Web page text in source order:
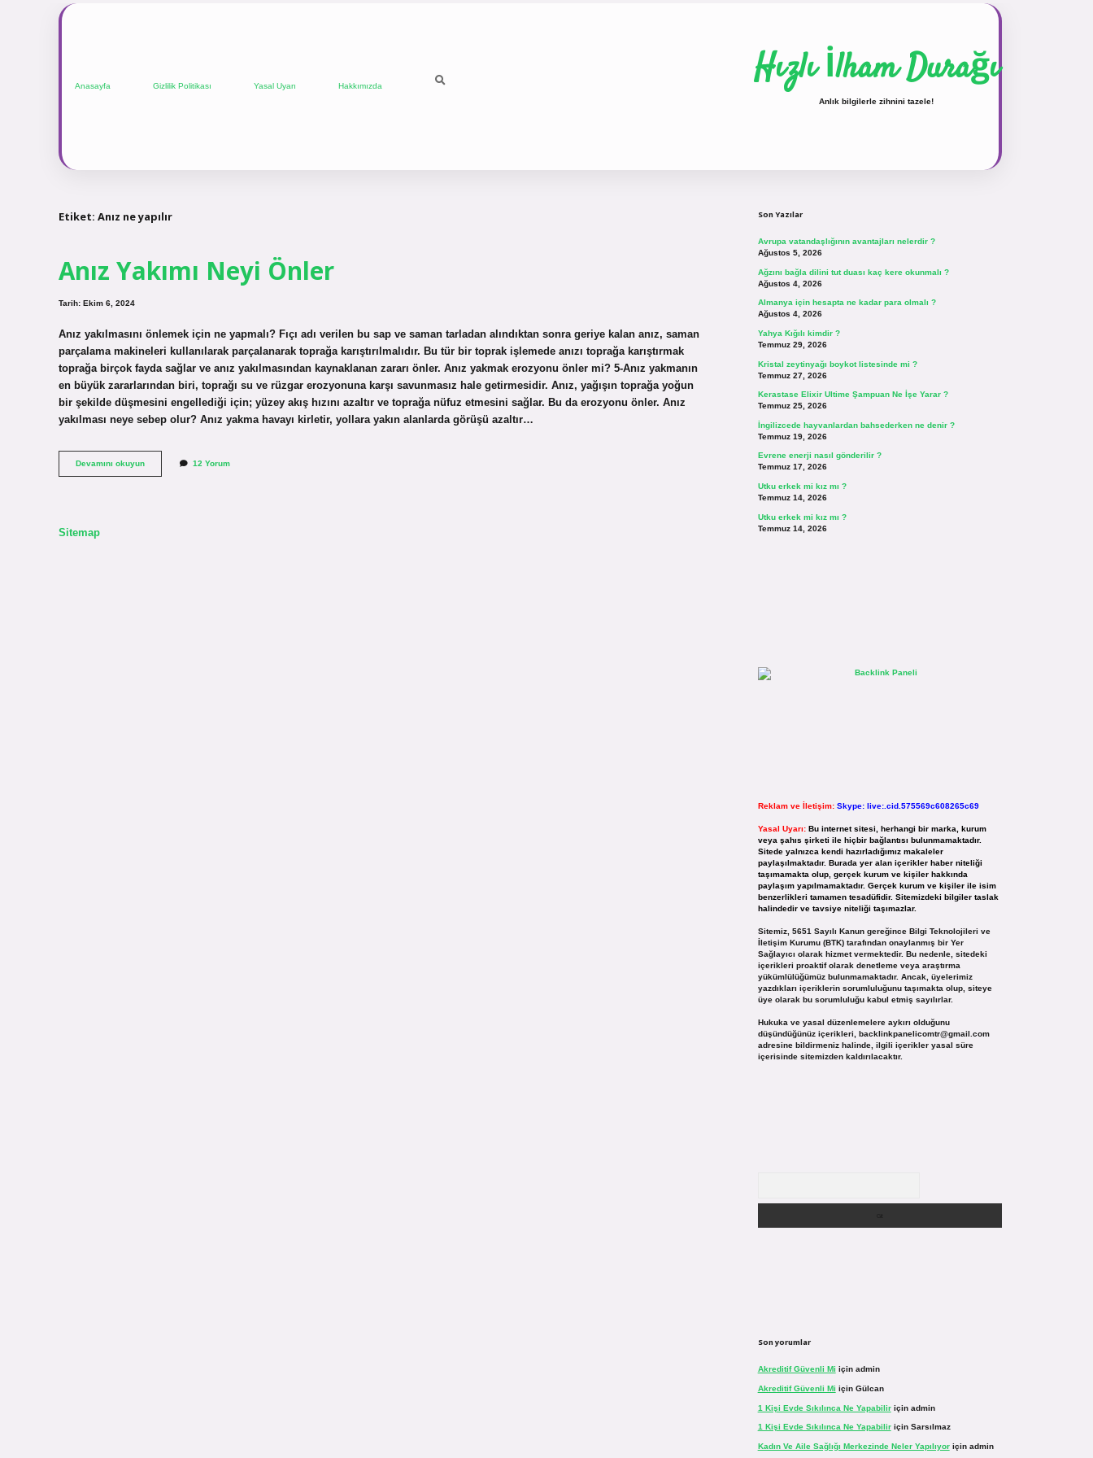
Anasayfa Gizlilik Politikası Yasal Uyarı Hakkımızda Hızlı İlham Durağı
Anlık bilgilerle zihnini tazele!
Etiket: Anız ne yapılır
Anız Yakımı Neyi Önler
Tarih: Ekim 6, 2024
Anız yakılmasını önlemek için ne yapmalı? Fıçı adı verilen bu sap ve saman tarladan alındıktan sonra geriye kalan anız, saman
parçalama makineleri kullanılarak parçalanarak toprağa karıştırılmalıdır. Bu tür bir toprak işlemede anızı toprağa karıştırmak
toprağa birçok fayda sağlar ve anız yakılmasından kaynaklanan zararı önler. Anız yakmak erozyonu önler mi? 5-Anız yakmanın
en büyük zararlarından biri, toprağı su ve rüzgar erozyonuna karşı savunmasız hale getirmesidir. Anız, yağışın toprağa yoğun
bir şekilde düşmesini engellediği için; yüzey akış hızını azaltır ve toprağa nüfuz etmesini sağlar. Bu da erozyonu önler. Anız
yakılması neye sebep olur? Anız yakma havayı kirletir, yollara yakın alanlarda görüşü azaltır…
Devamını okuyunAnız
Yakımı
12 Yorum
Sitemap
Son Yazılar
Avrupa vatandaşlığının avantajları nelerdir ?
Ağustos 5, 2026
Ağzını bağla dilini tut duası kaç kere okunmalı ?
Ağustos 4, 2026
Almanya için hesapta ne kadar para olmalı ?
Ağustos 4, 2026
Yahya Kığılı kimdir ?
Temmuz 29, 2026
Kristal zeytinyağı boykot listesinde mi ?
Temmuz 27, 2026
Kerastase Elixir Ultime Şampuan Ne İşe Yarar ?
Temmuz 25, 2026
İngilizcede hayvanlardan bahsederken ne denir ?
Temmuz 19, 2026
Evrene enerji nasıl gönderilir ?
Temmuz 17, 2026
Utku erkek mi kız mı ?
Temmuz 14, 2026
Utku erkek mi kız mı ?
Temmuz 14, 2026
Reklam ve İletişim: Skype: live:.cid.575569c608265c69
Yasal Uyarı: Bu internet sitesi, herhangi bir marka, kurum
veya şahıs şirketi ile hiçbir bağlantısı bulunmamaktadır.
Sitede yalnızca kendi hazırladığımız makaleler
paylaşılmaktadır. Burada yer alan içerikler haber niteliği
taşımamakta olup, gerçek kurum ve kişiler hakkında
paylaşım yapılmamaktadır. Gerçek kurum ve kişiler ile isim
benzerlikleri tamamen tesadüfidir. Sitemizdeki bilgiler taslak
halindedir ve tavsiye niteliği taşımazlar.
Sitemiz, 5651 Sayılı Kanun gereğince Bilgi Teknolojileri ve
İletişim Kurumu (BTK) tarafından onaylanmış bir Yer
Sağlayıcı olarak hizmet vermektedir. Bu nedenle, sitedeki
içerikleri proaktif olarak denetleme veya araştırma
yükümlülüğümüz bulunmamaktadır. Ancak, üyelerimiz
yazdıkları içeriklerin sorumluluğunu taşımakta olup, siteye
üye olarak bu sorumluluğu kabul etmiş sayılırlar.
Hukuka ve yasal düzenlemelere aykırı olduğunu
düşündüğünüz içerikleri, backlinkpanelicomtr@gmail.com
adresine bildirmeniz halinde, ilgili içerikler yasal süre
içerisinde sitemizden kaldırılacaktır.
Son yorumlar
Akreditif Güvenli Mi için admin
Akreditif Güvenli Mi için Gülcan
1 Kişi Evde Sıkılınca Ne Yapabiliriçin admin
1 Kişi Evde Sıkılınca Ne Yapabiliriçin Sarsılmaz
Kadın Ve Aile Sağlığı Merkezinde Neler Yapılıyoriçin admin